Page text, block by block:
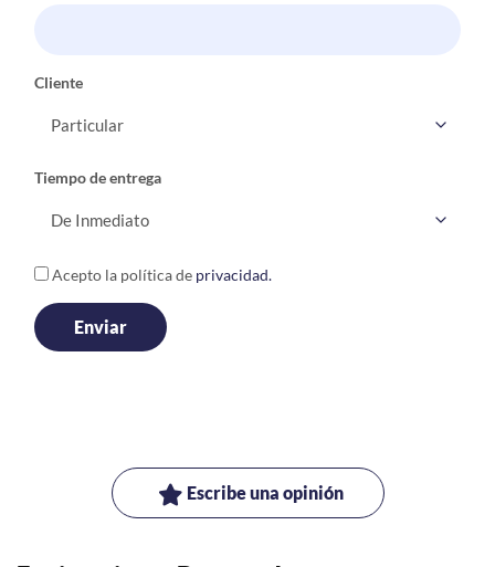
Cliente
Tiempo de entrega
Acepto la política de privacidad.
Escribe una opinión